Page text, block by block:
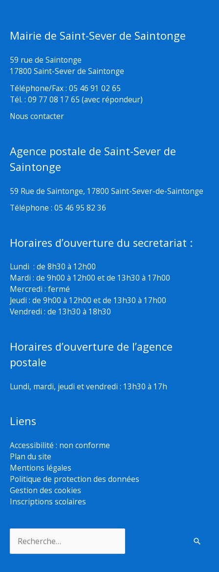
Mairie de Saint-Sever de Saintonge
59 rue de Saintonge
17800 Saint-Sever de Saintonge
Téléphone/Fax : 05 46 91 02 65
Tél. : 09 77 08 17 65 (avec répondeur)
Nous contacter
Agence postale de Saint-Sever de
Saintonge
59 Rue de Saintonge, 17800 Saint-Sever-de-Saintonge
Téléphone : 05 46 95 82 36
Horaires d’ouverture du secretariat :
Lundi : de 8h30 à 12h00
Mardi : de 9h00 à 12h00 et de 13h30 à 17h00
Mercredi : fermé
Jeudi : de 9h00 à 12h00 et de 13h30 à 17h00
Vendredi : de 13h30 à 18h30
Horaires d’ouverture de l’agence
postale
Lundi, mardi, jeudi et vendredi : 13h30 à 17h
Liens
Accessibilité : non conforme
Plan du site
Mentions légales
Politique de protection des données
Gestion des cookies
Inscriptions scolaires